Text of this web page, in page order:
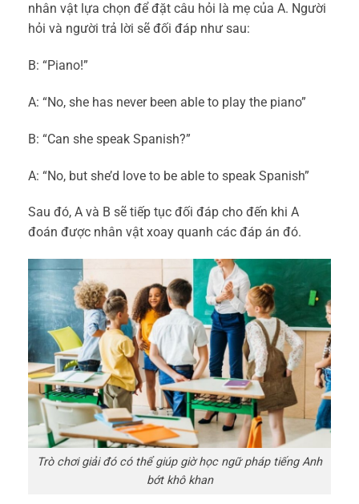
nhân vật lựa chọn để đặt câu hỏi là mẹ của A. Người
hỏi và người trả lời sẽ đối đáp như sau:
B: “Piano!”
A: “No, she has never been able to play the piano”
B: “Can she speak Spanish?”
A: “No, but she’d love to be able to speak Spanish”
Sau đó, A và B sẽ tiếp tục đối đáp cho đến khi A
đoán được nhân vật xoay quanh các đáp án đó.
Trò chơi giải đó có thể giúp giờ học ngữ pháp tiếng Anh
bớt khô khan